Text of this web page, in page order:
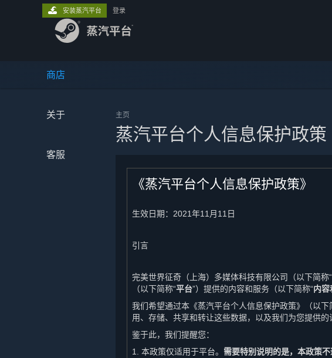
商店
关于
客服
安装蒸汽平台 登录
主页
蒸汽平台个人信息保护政策
《蒸汽平台个人信息保护政策》
生效日期：2021年11月11日
引言
完美世界征奇（上海）多媒体科技有限公司（以下简称“
（以下简称“平台”）提供的内容和服务（以下简称“内容
我们希望通过本《蒸汽平台个人信息保护政策》（以下
用、存储、共享和转让这些数据，以及我们为您提供的
鉴于此，我们提醒您：
1. 本政策仅适用于平台。 需要特别说明的是，本政策